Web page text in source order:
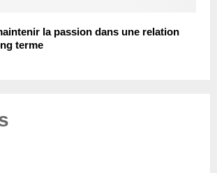
la passion dans une relation
terme